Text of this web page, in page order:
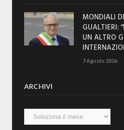
MONDIALI
GUALTIERI:
UN ALTRO
7 Agosto 2026
ARCHIVI
Archivi